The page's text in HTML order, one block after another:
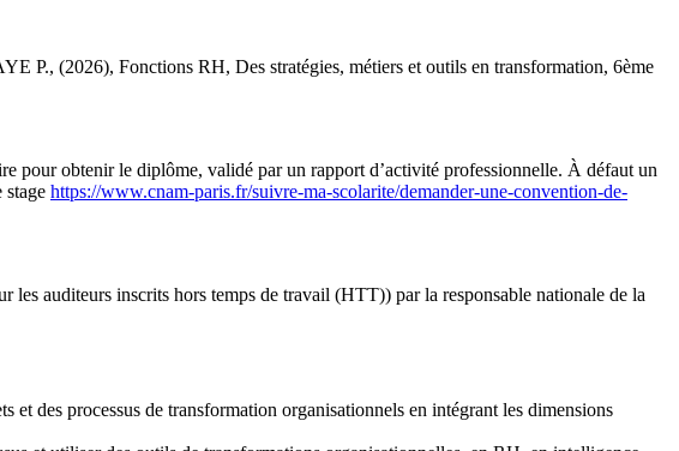
(2026), Fonctions RH, Des stratégies, métiers et outils en transformation, 6ème
pour obtenir le diplôme, validé par un rapport d’activité professionnelle. À défaut un
stage https://www.cnam-paris.fr/suivre-ma-scolarite/demander-une-convention-de-
auditeurs inscrits hors temps de travail (HTT)) par la responsable nationale de la
et des processus de transformation organisationnels en intégrant les dimensions